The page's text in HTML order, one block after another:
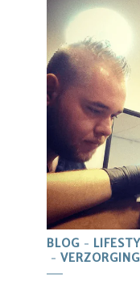
BLOG
VERZORGING